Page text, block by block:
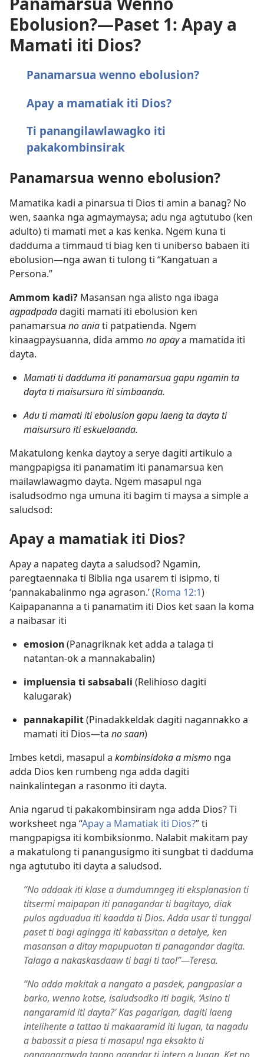
Ebolusion?​—Paset 1: Apay a
Mamati iti Dios?
Panamarsua wenno ebolusion?
Apay a mamatiak iti Dios?
Ti panangilawlawagko iti
pakakombinsirak
Panamarsua wenno ebolusion?
Mamatika kadi a pinarsua ti Dios ti amin a banag? No
wen, saanka nga agmaymaysa; adu nga agtutubo (ken
adulto) ti mamati met a kas kenka. Ngem kuna ti
dadduma a timmaud ti biag ken ti uniberso babaen iti
ebolusion​—nga awan ti tulong ti “Kangatuan a
Persona.”
Ammom kadi? Masansan nga alisto nga ibaga
agpadpadadagiti mamati iti ebolusion ken
panamarsua no aniati patpatienda. Ngem
kinaagpaysuanna, dida ammo no apaya mamatida iti
dayta.
Mamati ti dadduma iti panamarsua gapu ngamin ta
dayta ti maisursuro iti simbaanda.
Adu ti mamati iti ebolusion gapu laeng ta dayta ti
maisursuro iti eskuelaanda.
Makatulong kenka daytoy a serye dagiti artikulo a
mangpapigsa iti panamatim iti panamarsua ken
mailawlawagmo dayta. Ngem masapul nga
isaludsodmo nga umuna iti bagim ti maysa a simple a
saludsod:
Apay a mamatiak iti Dios?
Apay a napateg dayta a saludsod? Ngamin,
paregtaennaka ti Biblia nga usarem ti isipmo, ti
‘pannakabalinmo nga agrason.’ (Roma 12:1)
Kaipapananna a ti panamatim iti Dios ket saan la koma
a naibasar iti
emosion(Panagriknak ket adda a talaga ti
natantan-ok a mannakabalin)
impluensia ti sabsabali (Relihioso dagiti
kalugarak)
pannakapilit(Pinadakkeldak dagiti nagannakko a
mamati iti Dios​—ta no saan)
Imbes ketdi, masapul a kombinsidoka a mismo nga
adda Dios ken rumbeng nga adda dagiti
nainkalintegan a rasonmo iti dayta.
Ania ngarud ti pakakombinsiram nga adda Dios? Ti
worksheet nga “Apay a Mamatiak iti Dios?” ti
mangpapigsa iti kombiksionmo. Nalabit makitam pay
a makatulong ti panangusigmo iti sungbat ti dadduma
nga agtutubo iti dayta a saludsod.
“No addaak iti klase a dumdumngeg iti eksplanasion ti
titsermi maipapan iti panagandar ti bagitayo, diak
pulos agduadua iti kaadda ti Dios. Adda usar ti tunggal
paset ti bagi agingga iti kabassitan a detalye, ken
masansan a ditay mapupuotan ti panagandar dagita.
Talaga a nakaskasdaaw ti bagi ti tao!”​—Teresa.
“No adda makitak a nangato a pasdek, pangpasiar a
barko, wenno kotse, isaludsodko iti bagik, ‘Asino ti
nangaramid iti dayta?’ Kas pagarigan, dagiti laeng
intelihente a tattao ti makaaramid iti lugan, ta nagadu
a babassit a piesa ti masapul nga eksakto ti